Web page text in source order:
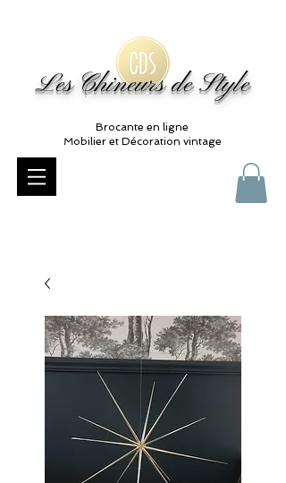
Les Chineurs de Style
Brocante en ligne
Mobilier et Décoration vintage